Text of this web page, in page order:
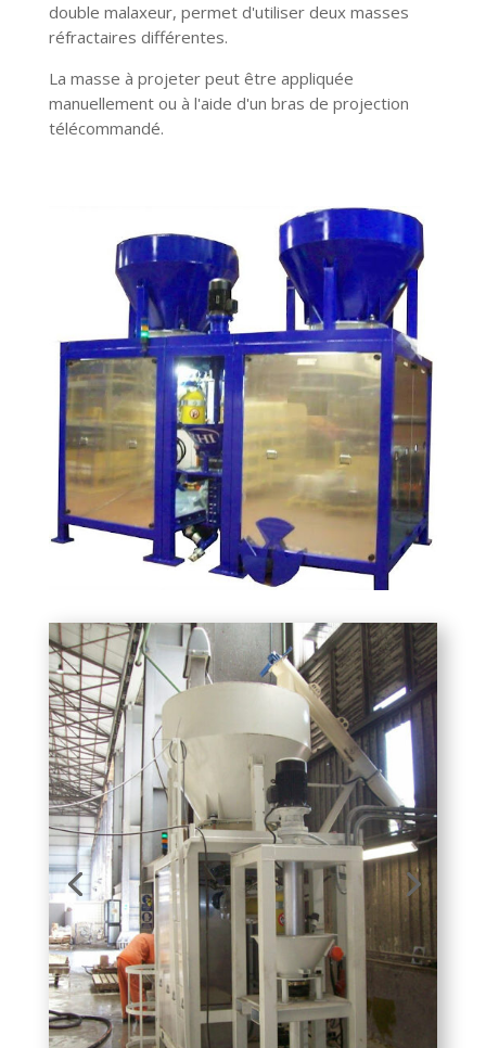
double malaxeur, permet d'utiliser deux masses
réfractaires différentes.
La masse à projeter peut être appliquée
manuellement ou à l'aide d'un bras de projection
télécommandé.